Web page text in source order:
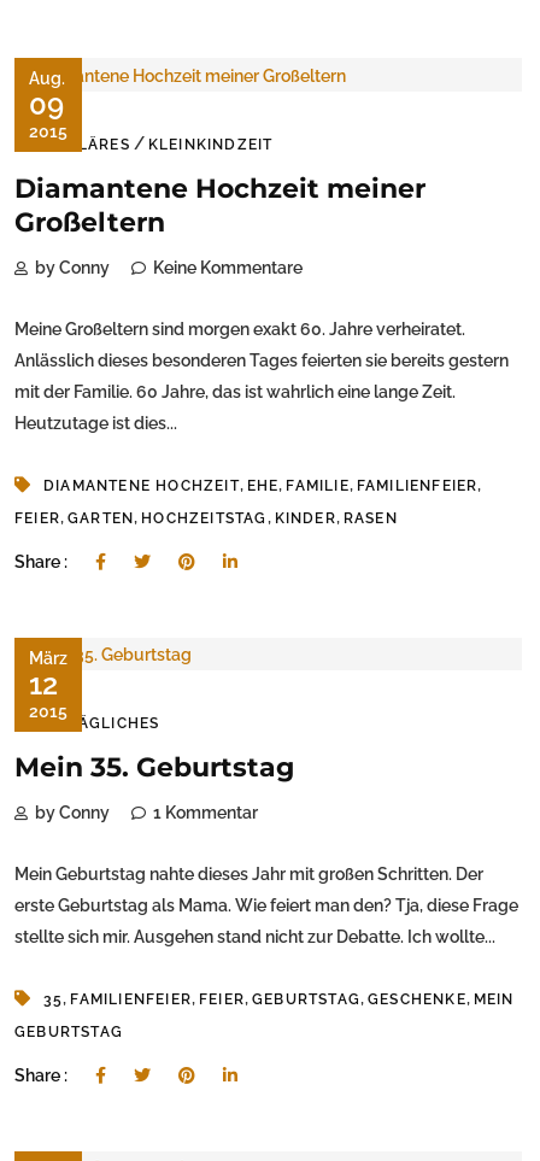
Aug.
09
2015
FAMILÄRES / KLEINKINDZEIT
Diamantene Hochzeit meiner
Großeltern
by Conny Keine Kommentare
Meine Großeltern sind morgen exakt 60. Jahre verheiratet.
Anlässlich dieses besonderen Tages feierten sie bereits gestern
mit der Familie. 60 Jahre, das ist wahrlich eine lange Zeit.
Heutzutage ist dies...
DIAMANTENE HOCHZEIT, EHE, FAMILIE, FAMILIENFEIER,
FEIER, GARTEN, HOCHZEITSTAG , KINDER, RASEN
Share :
März
12
2015
ALLTÄGLICHES
Mein 35. Geburtstag
by Conny 1 Kommentar
Mein Geburtstag nahte dieses Jahr mit großen Schritten. Der
erste Geburtstag als Mama. Wie feiert man den? Tja, diese Frage
stellte sich mir. Ausgehen stand nicht zur Debatte. Ich wollte...
35, FAMILIENFEIER, FEIER,GEBURTSTAG,GESCHENKE, MEIN
GEBURTSTAG
Share :